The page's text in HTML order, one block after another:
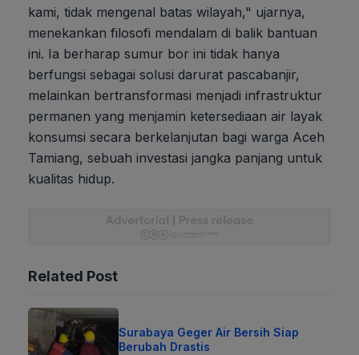
kami, tidak mengenal batas wilayah," ujarnya,
menekankan filosofi mendalam di balik bantuan
ini. Ia berharap sumur bor ini tidak hanya
berfungsi sebagai solusi darurat pascabanjir,
melainkan bertransformasi menjadi infrastruktur
permanen yang menjamin ketersediaan air layak
konsumsi secara berkelanjutan bagi warga Aceh
Tamiang, sebuah investasi jangka panjang untuk
kualitas hidup.
Related Post
Surabaya Geger Air Bersih Siap
Berubah Drastis